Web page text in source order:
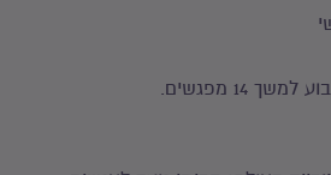
14 מפגשים.